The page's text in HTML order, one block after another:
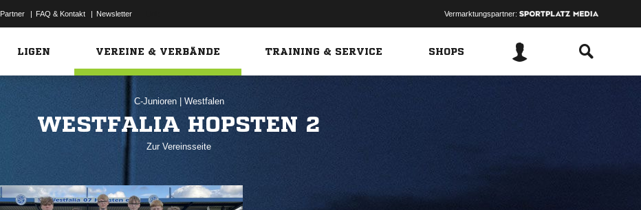
Partner | FAQ & Kontakt | Newsletter Vermarktungspartner:
LIGEN VEREINE & VERBÄNDE TRAINING & SERVICE SHOPS
C-Junioren Westfalen
WESTFALIA HOPSTEN 2
Zur Vereinsseite